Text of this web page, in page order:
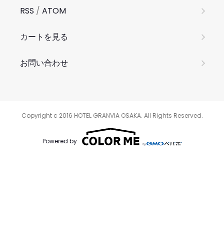
RSS / ATOM
カートを見る
お問い合わせ
Copyright c 2016 HOTEL GRANVIA OSAKA. All Rights Reserved.
Powered by